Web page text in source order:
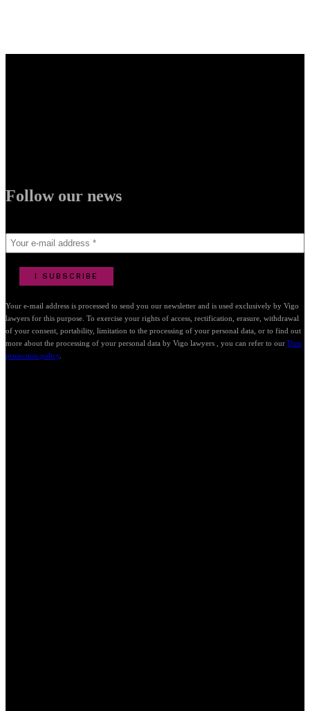
Follow our news
Your e-mail address is processed to send you our newsletter and is used exclusively by Vigo
lawyers for this purpose. To exercise your rights of access, rectification, erasure, withdrawal
of your consent, portability, limitation to the processing of your personal data, or to find out
more about the processing of your personal data by Vigo lawyers , you can refer to our Data
protection policy.